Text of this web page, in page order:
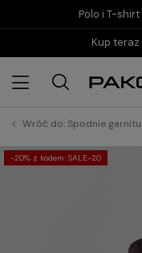
Polo i T-
Kup teraz
Wróć do:Spodnie
-20% z kodem: SALE-20